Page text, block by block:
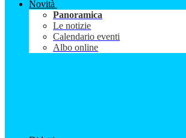
Novità
Panoramica
Le notizie
Calendario eventi
Albo online